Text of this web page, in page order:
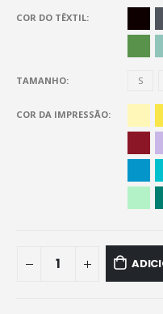
COR DO TÊXTIL
TAMANHO S
COR DA IMPRESSÃO